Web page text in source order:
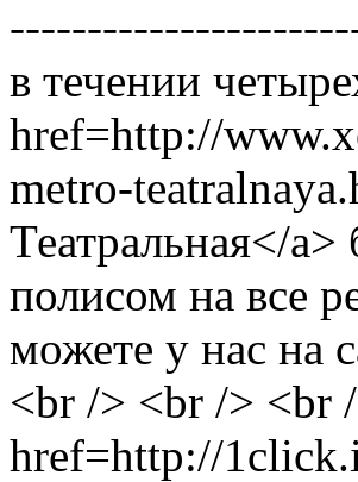
в течении
href=http://
metro-
Театральная</
полисом на все
можете у нас на
<br /> <br /> <br
href=http://